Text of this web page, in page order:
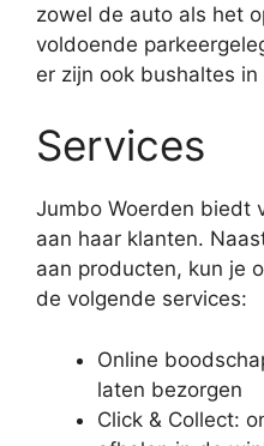
zowel de auto als het
voldoende
er zijn ook bushaltes
Services
Jumbo Woerden biedt
aan haar klanten.
aan producten, kun je
de volgende services:
Online
laten bezorgen
Click & Collect: